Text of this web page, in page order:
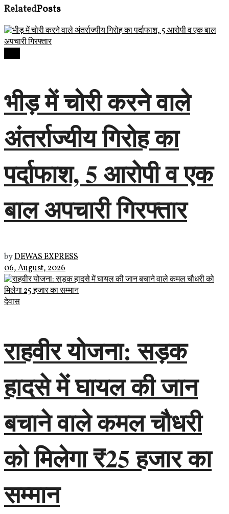
RelatedPosts
भीड़ में चोरी करने वाले
अंतर्राज्यीय गिरोह का
पर्दाफाश, 5 आरोपी व एक
बाल अपचारी गिरफ्तार
byDEWAS EXPRESS
06, August, 2026
देवास
राहवीर योजना: सड़क
हादसे में घायल की जान
बचाने वाले कमल चौधरी
को मिलेगा ₹25 हजार का
सम्मान